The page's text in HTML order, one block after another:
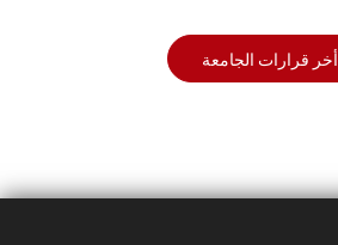
أخر قرارات الجامعة